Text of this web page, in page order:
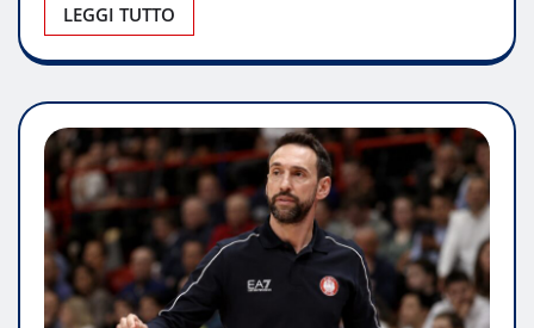
LEGGI TUTTO